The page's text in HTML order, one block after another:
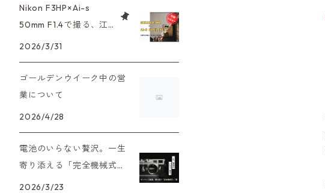
XAシリーズ
35DC、35SP
PEN F、FT
OM-1
HEXAR
Leica（ライカ）
Mシリーズ
minilux
ド）
35シリーズ
RICOH（リコー）
Voigtlander（フォクトレンダー）
デジタルカメラ
レンズその他
FD（キヤノン）
OM（オリンパス）
A（ミノルタ（ソニー））
MD（ミノルタ）
Nikon F3HP×Ai-s
50mm F1.4で撮る、江
戸東京たてもの園。ノ
2026/3/31
ゴールデンウイーク中の営
業について
2026/4/28
電池のいらない贅沢。一生
寄り添える「完全機械式」
フィルムカメラの名機7選
2026/3/23